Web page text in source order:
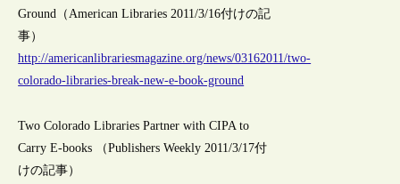
Ground（American Libraries 2011/3/16付けの記
事）
http://americanlibrariesmagazine.org/news/03162011/two-
colorado-libraries-break-new-e-book-ground
Two Colorado Libraries Partner with CIPA to
Carry E-books （Publishers Weekly 2011/3/17付
けの記事）